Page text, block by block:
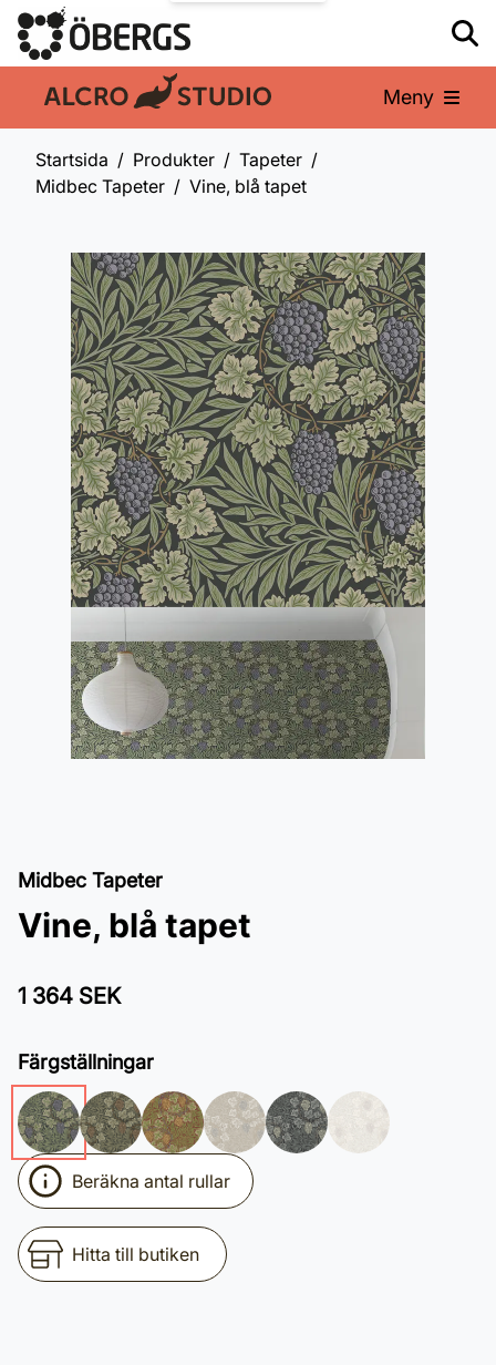
En del av: Meny
Startsida Produkter
Tapeter
Midbec Tapeter
Vine, blå tapet
Midbec Tapeter
Vine, blå tapet
1 364 SEK
Färgställningar
Beräkna antal rullar
Hitta till butiken